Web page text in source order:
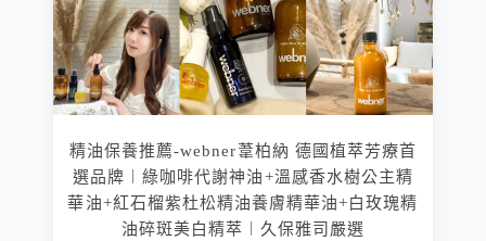
精油保養推薦-webner葦柏納 德國植萃芳療首
選品牌︱綠咖啡代謝神油+溫感香水樹公主精
華油+紅石榴紫杜松精油養膚精華油+白玫瑰精
油碎斑美白精萃︱久保雅司嚴選